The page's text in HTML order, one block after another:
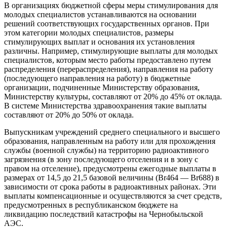
В организациях бюджетной сферы меры стимулирования для
молодых специалистов устанавливаются на основании
решений соответствующих государственных органов. При
этом категории молодых специалистов, размеры
стимулирующих выплат и основания их установления
различны. Например, стимулирующие выплаты для молодых
специалистов, которым место работы предоставлено путем
распределения (перераспределения), направления на работу
(последующего направления на работу) в бюджетные
организации, подчиненные Министерству образования,
Министерству культуры, составляют от 20% до 45% от оклада.
В системе Министерства здравоохранения такие выплаты
составляют от 20% до 50% от оклада.
Выпускникам учреждений среднего специального и высшего
образования, направленным на работу или для прохождения
службы (военной службы) на территорию радиоактивного
загрязнения (в зону последующего отселения и в зону с
правом на отселение), предусмотрены ежегодные выплаты в
размерах от 14,5 до 21,5 базовой величины (Br464 — Br688) в
зависимости от срока работы в радиоактивных районах. Эти
выплаты компенсационные и осуществляются за счет средств,
предусмотренных в республиканском бюджете на
ликвидацию последствий катастрофы на Чернобыльской
АЭС.